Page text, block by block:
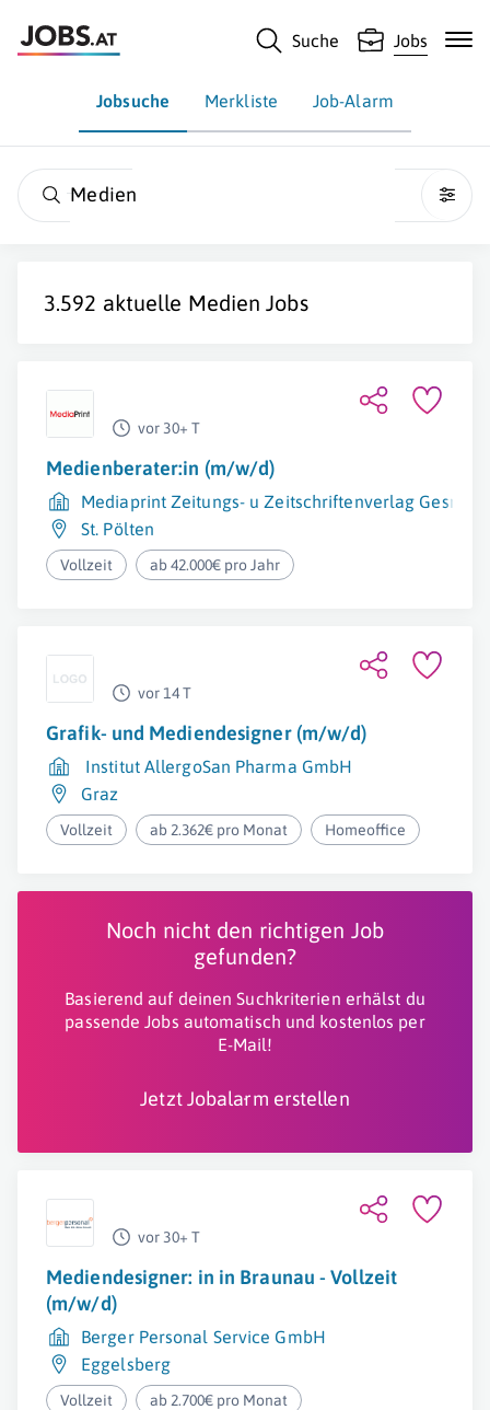
Suche Jobs
Jobsuche Merkliste Job-Alarm
Medien
3.592 aktuelle Medien Jobs
vor 30+ T
Medienberater:in (m/w/d)
Mediaprint Zeitungs- u Zeitschriftenverlag GesmbH
St. Pölten
Vollzeit ab 42.000€ pro Jahr
vor 14 T
Grafik- und Mediendesigner (m/w/d)
Institut AllergoSan Pharma GmbH
Graz
Vollzeit ab 2.362€ pro Monat Homeoffice
Noch nicht den richtigen Job
gefunden?
Basierend auf deinen Suchkriterien erhälst du
passende Jobs automatisch und kostenlos per
E-Mail!
Jetzt Jobalarm erstellen
vor 30+ T
Mediendesigner: in in Braunau - Vollzeit
(m/w/d)
Berger Personal Service GmbH
Eggelsberg
Vollzeit ab 2.700€ pro Monat